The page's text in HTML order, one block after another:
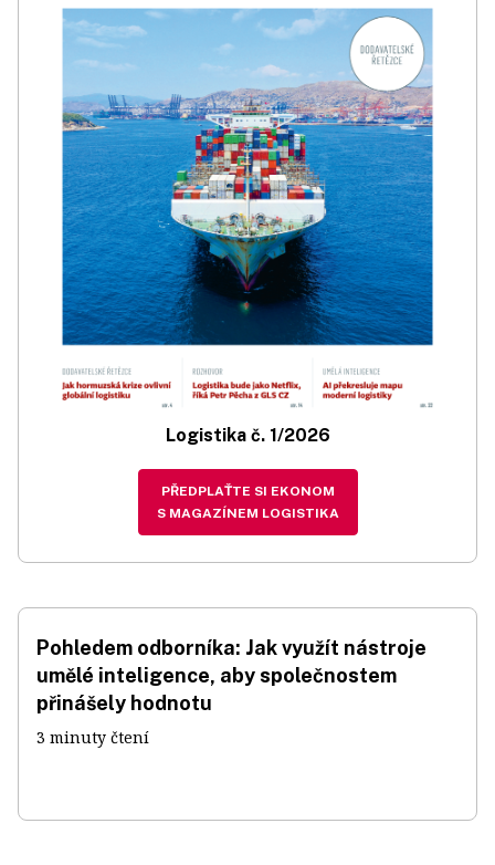
Logistika č. 1/2026
PŘEDPLAŤTE SI EKONOM
S MAGAZÍNEM LOGISTIKA
Pohledem odborníka: Jak využít nástroje
umělé inteligence, aby společnostem
přinášely hodnotu
3 minuty čtení